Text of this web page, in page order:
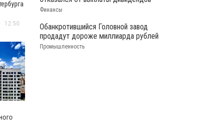
40
12:50
Финансы
Обанкротившийся Головной завод
продадут дороже миллиарда рублей
Промышленность